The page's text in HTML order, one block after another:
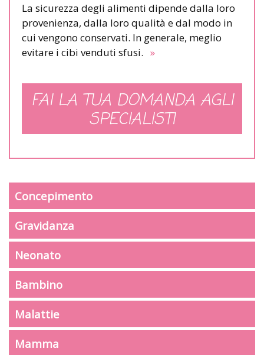
La sicurezza degli alimenti dipende dalla loro
provenienza, dalla loro qualità e dal modo in
cui vengono conservati. In generale, meglio
evitare i cibi venduti sfusi. »
FAI LA TUA DOMANDA AGLI
SPECIALISTI
Concepimento
Gravidanza
Neonato
Bambino
Malattie
Mamma